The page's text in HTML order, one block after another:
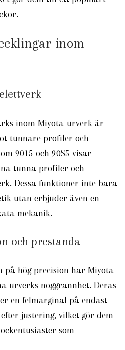
inom
inom Miyota-urverk är
tunnare profiler och
9015 och 90S5 visar
tunna profiler och
Dessa funktioner inte bara
utan erbjuder även en
mekanik.
och prestanda
på hög precision har Miyota
urverks noggrannhet. Deras
en felmarginal på endast
justering, vilket gör dem
som